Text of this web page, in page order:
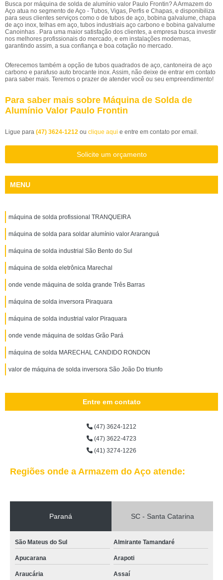
Busca por máquina de solda de alumínio valor Paulo Frontin? A Armazem do
Aço atua no segmento de Aço - Tubos, Vigas, Perfis e Chapas, e disponibiliza
para seus clientes serviços como o de tubos de aço, bobina galvalume, chapa
de aço inox, telhas em aço, tubos industriais aço carbono e bobina galvalume
Canoinhas . Para uma maior satisfação dos clientes, a empresa busca investir
nos melhores profissionais do mercado, e em instalações modernas,
garantindo assim, a sua confiança e boa cotação no mercado.
Oferecemos também a opção de tubos quadrados de aço, cantoneira de aço
carbono e parafuso auto brocante inox. Assim, não deixe de entrar em contato
para saber mais. Teremos o prazer de atender você ou seu empreendimento!
Para saber mais sobre Máquina de Solda de
Alumínio Valor Paulo Frontin
Ligue para (47) 3624-1212 ou clique aqui e entre em contato por email.
Solicite um orçamento
MENU
máquina de solda profissional TRANQUEIRA
máquina de solda para soldar alumínio valor Araranguá
máquina de solda industrial São Bento do Sul
máquina de solda eletrônica Marechal
onde vende máquina de solda grande Três Barras
máquina de solda inversora Piraquara
máquina de solda industrial valor Piraquara
onde vende máquina de soldas Grão Pará
máquina de solda MARECHAL CANDIDO RONDON
valor de máquina de solda inversora São João Do triunfo
Entre em contato
(47) 3624-1212
(47) 3622-4723
(41) 3274-1226
Regiões onde a Armazem do Aço atende:
Paraná SC - Santa Catarina
São Mateus do Sul Almirante Tamandaré
Apucarana Arapoti
Araucária Assaí